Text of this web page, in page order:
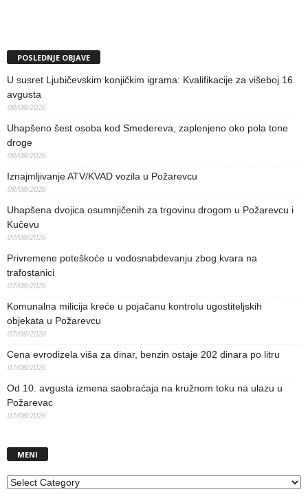
POSLEDNJE OBJAVE
U susret Ljubičevskim konjičkim igrama: Kvalifikacije za višeboj 16.
avgusta
08/08/2026
Uhapšeno šest osoba kod Smedereva, zaplenjeno oko pola tone
droge
08/08/2026
Iznajmljivanje ATV/KVAD vozila u Požarevcu
08/08/2026
Uhapšena dvojica osumnjičenih za trgovinu drogom u Požarevcu i
Kučevu
07/08/2026
Privremene poteškoće u vodosnabdevanju zbog kvara na
trafostanici
07/08/2026
Komunalna milicija kreće u pojačanu kontrolu ugostiteljskih
objekata u Požarevcu
07/08/2026
Cena evrodizela viša za dinar, benzin ostaje 202 dinara po litru
07/08/2026
Od 10. avgusta izmena saobraćaja na kružnom toku na ulazu u
Požarevac
07/08/2026
MENI
MENI